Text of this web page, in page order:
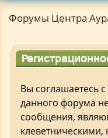
Форумы Центра
Вы соглашаетесь
данного форума
сообщения,